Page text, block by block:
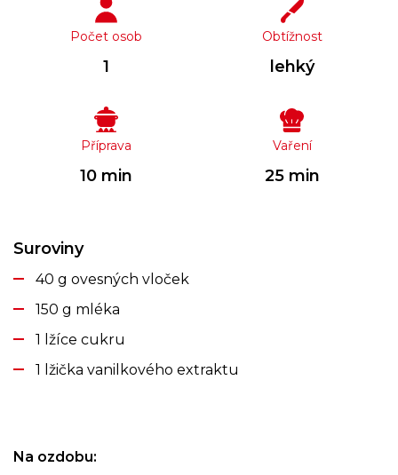
Počet osob
1
Obtížnost
lehký
Příprava
10 min
Vaření
25 min
Suroviny
40 g ovesných vloček
150 g mléka
1 lžíce cukru
1 lžička vanilkového extraktu
Na ozdobu: